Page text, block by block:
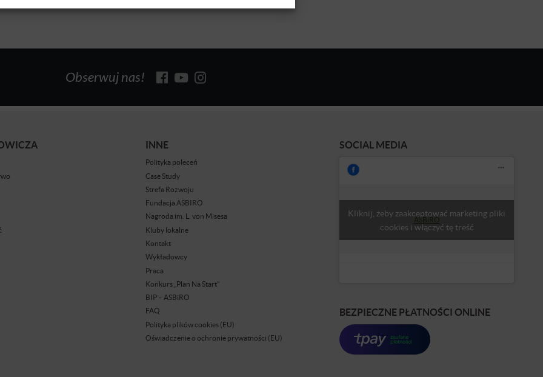
Obserwuj nas!
INNE
Polityka poleceń
Case Study
Strefa Rozwoju
Fundacja ASBIRO
Nagroda im. L. von Misesa
Kluby lokalne
Kontakt
Wykładowcy
Praca
Konkurs „Plan Na Start”
BIP – ASBiRO
FAQ
Polityka plików cookies (EU)
Oświadczenie o ochronie prywatności (EU)
SOCIAL MEDIA
ASBiRO
Kliknij, żeby zaakceptować marketing pliki
cookies i włączyć tę treść
BEZPIECZNE PŁATNOŚCI ONLINE